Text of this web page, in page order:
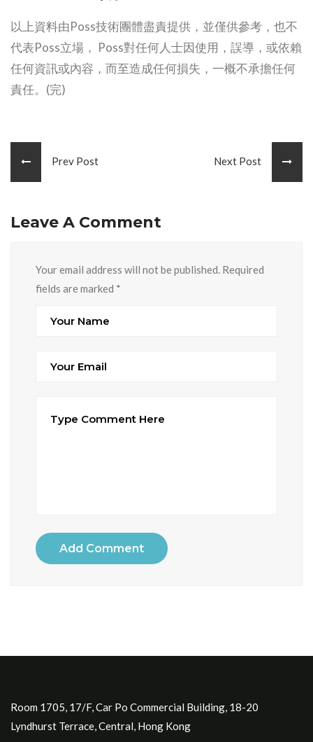
以上資料由Poss技術團體盡責提供，並僅供參考，也不
代表Poss立場， Poss對任何人士因使用，誤導，或依賴
任何資訊或內容，而至造成任何損失，一概不承擔任何
責任。(完)
Prev Post Next Post
Leave A Comment
Your email address will not be published. Required
fields are marked *
Add Comment
Room 1705, 17/F, Car Po Commercial Building, 18-20
Lyndhurst Terrace, Central, Hong Kong